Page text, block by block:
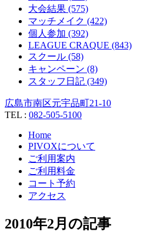
大会結果 (575)
マッチメイク (422)
個人参加 (392)
LEAGUE CRAQUE (843)
スクール (58)
キャンペーン (8)
スタッフ日記 (349)
広島市南区元宇品町21-10
TEL : 082-505-5100
Home
PIVOXについて
ご利用案内
ご利用料金
コート予約
アクセス
2010年2月の記事